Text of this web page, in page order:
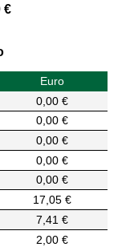
€
Euro
0,00 €
0,00 €
0,00 €
0,00 €
0,00 €
17,05 €
7,41 €
2,00 €